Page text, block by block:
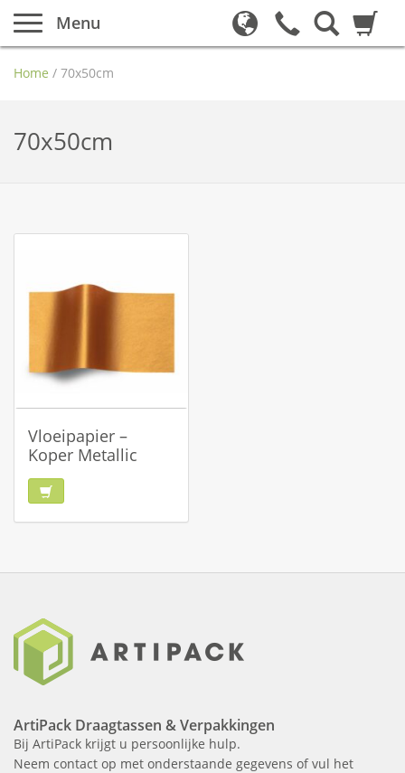
Menu
Home / 70x50cm
70x50cm
Vloeipapier –
Koper Metallic
ArtiPack Draagtassen & Verpakkingen
Bij ArtiPack krijgt u persoonlijke hulp.
Neem contact op met onderstaande gegevens of vul het